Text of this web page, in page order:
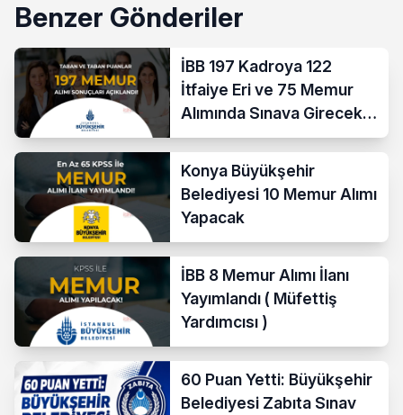
Benzer Gönderiler
İBB 197 Kadroya 122
İtfaiye Eri ve 75 Memur
Alımında Sınava Girecek
712 Aday Belli Oldu
Konya Büyükşehir
Belediyesi 10 Memur Alımı
Yapacak
İBB 8 Memur Alımı İlanı
Yayımlandı ( Müfettiş
Yardımcısı )
60 Puan Yetti: Büyükşehir
Belediyesi Zabıta Sınav